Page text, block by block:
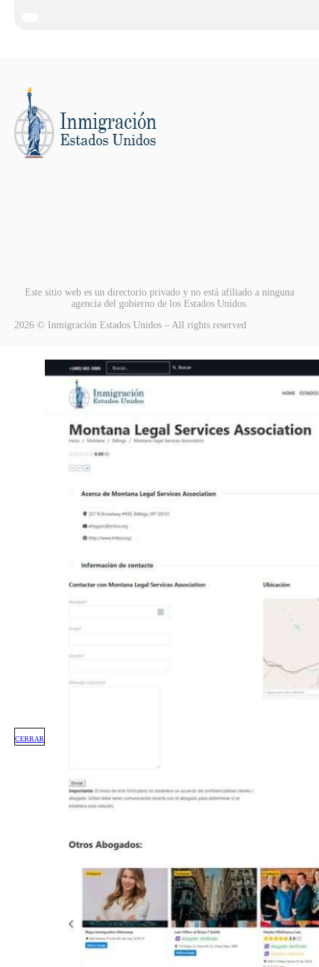
Este sitio web es un directorio privado y no está afiliado a ninguna
agencia del gobierno de los Estados Unidos.
2026 © Inmigración Estados Unidos – All rights reserved
CERRAR